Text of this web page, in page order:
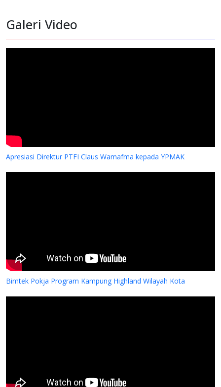
Galeri Video
Apresiasi Direktur PTFI Claus Wamafma kepada YPMAK
Bimtek Pokja Program Kampung Highland Wilayah Kota